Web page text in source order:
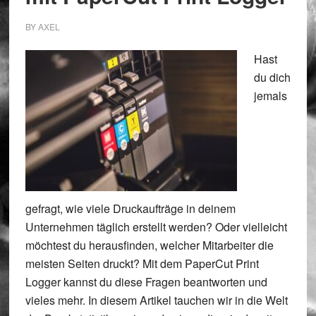
BYAXEL
Hast
du dich
jemals
gefragt, wie viele Druckaufträge in deinem
Unternehmen täglich erstellt werden? Oder vielleicht
möchtest du herausfinden, welcher Mitarbeiter die
meisten Seiten druckt? Mit dem PaperCut Print
Logger kannst du diese Fragen beantworten und
vieles mehr. In diesem Artikel tauchen wir in die Welt